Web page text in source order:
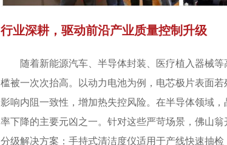
行业深耕，驱动前沿产业质量控制升级
随着新能源汽车、半导体封装、医疗植入器械
槛被一次次抬高。以动力电池为例，电芯极片表面
影响内阻一致性，增加热失控风险。在半导体领域
率下降的主要元凶之一。针对这些严苛场景，佛山
分级解决方案：手持式清洁度仪适用于产线快速抽